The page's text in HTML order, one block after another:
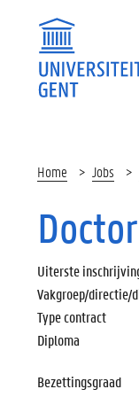
Home Jobs
Uiterste
Vakgroep/directie/
Type contract
Diploma
Bezettingsgraad